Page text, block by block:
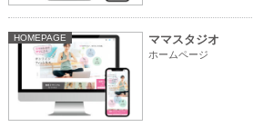
HOMEPAGE ママスタジオ
ホームページ